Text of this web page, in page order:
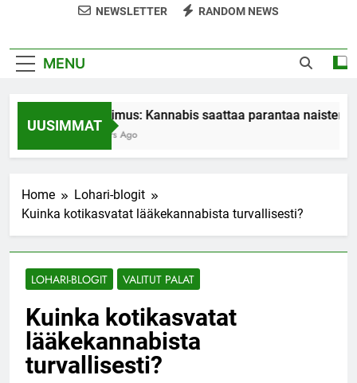
NEWSLETTER RANDOM NEWS
MENU
UUSIMMAT
Tutkimus: Kannabis saattaa parantaa naisten
7 Years Ago
Home
Lohari-blogit
Kuinka kotikasvatat lääkekannabista turvallisesti?
LOHARI-BLOGIT VALITUT PALAT
Kuinka kotikasvatat
lääkekannabista
turvallisesti?